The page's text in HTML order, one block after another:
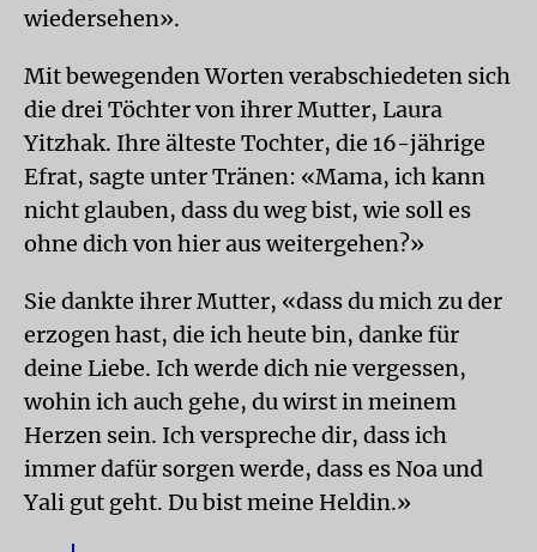
wiedersehen».
Mit bewegenden Worten verabschiedeten sich
die drei Töchter von ihrer Mutter, Laura
Yitzhak. Ihre älteste Tochter, die 16-jährige
Efrat, sagte unter Tränen: «Mama, ich kann
nicht glauben, dass du weg bist, wie soll es
ohne dich von hier aus weitergehen?»
Sie dankte ihrer Mutter, «dass du mich zu der
erzogen hast, die ich heute bin, danke für
deine Liebe. Ich werde dich nie vergessen,
wohin ich auch gehe, du wirst in meinem
Herzen sein. Ich verspreche dir, dass ich
immer dafür sorgen werde, dass es Noa und
Yali gut geht. Du bist meine Heldin.»